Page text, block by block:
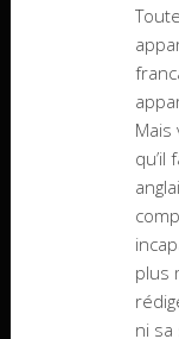
Mais
qu’il
plus
ni sa